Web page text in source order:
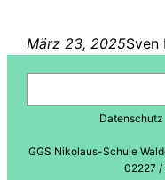
März 23, 2025Sven
Datenschutz
GGS Nikolaus-Schule
02227 /